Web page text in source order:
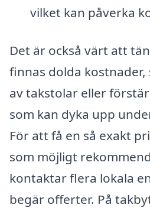
vilket kan påverka
Det är också värt att
finnas dolda
av takstolar eller
som kan dyka upp
För att få en så exakt
som möjligt
kontaktar flera lokala
begär offerter. På